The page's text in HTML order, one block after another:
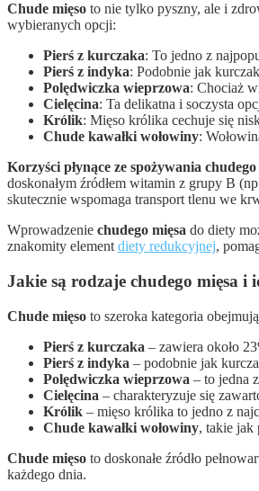
Chude mięso to nie tylko pyszny, ale i
wybieranych opcji:
Pierś z kurczaka: To jedno z
Pierś z indyka: Podobnie jak
Polędwiczka wieprzowa: Chociaż
Cielęcina: Ta delikatna i soczysta
Królik: Mięso królika cechuje się
Chude kawałki wołowiny:
Korzyści płynące ze spożywania chudego
doskonałym źródłem witamin z grupy B
skutecznie wspomaga transport tlenu we
Wprowadzenie chudego mięsa do diety
znakomity element diety redukcyjnej,
Jakie są rodzaje chudego mięsa i
Chude mięso to szeroka kategoria
Pierś z kurczaka – zawiera około
Pierś z indyka – podobnie jak
Polędwiczka wieprzowa – to jedna
Cielęcina – charakteryzuje się
Królik – mięso królika to jedno z
Chude kawałki wołowiny, takie jak
Chude mięso to doskonałe źródło
każdego dnia.